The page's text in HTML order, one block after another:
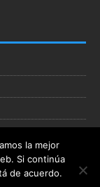
la mejor
Si continúa
de acuerdo.